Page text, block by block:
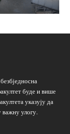
буде и више
указују да
важну улогу.